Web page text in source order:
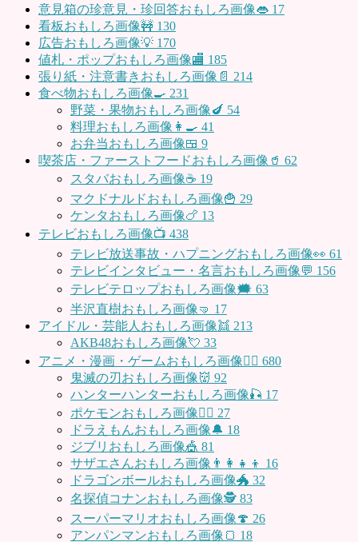
意見箱の珍意見・珍回答おもしろ画像👄 17
看板おもしろ画像🚧 130
広告おもしろ画像💡 170
値札・ポップおもしろ画像🏬 185
張り紙・注意書きおもしろ画像📄 214
食べ物おもしろ画像🍳 231
野菜・果物おもしろ画像🍆 54
料理おもしろ画像👩‍🍳 41
お弁当おもしろ画像🍱 9
喫茶店・ファーストフードおもしろ画像🥤 62
スタバおもしろ画像☕️ 19
マクドナルドおもしろ画像🍟 29
ケンタおもしろ画像🍗 13
テレビおもしろ画像📺 438
テレビ放送事故・ハプニングおもしろ画像👀 61
テレビインタビュー・名言おもしろ画像💬 156
テレビテロップおもしろ画像🗯 63
半沢直樹おもしろ画像🤜 17
アイドル・芸能人おもしろ画像👯 213
AKB48おもしろ画像💘 33
アニメ・漫画・ゲームおもしろ画像🧚‍♀️ 680
鬼滅の刃おもしろ画像👹 92
ハンターハンターおもしろ画像🎣 17
ポケモンおもしろ画像🤹‍♂️ 27
ドラえもんおもしろ画像🔔 18
ジブリおもしろ画像🎪 81
サザエさんおもしろ画像👨‍👩‍👧‍👦 16
ドラゴンボールおもしろ画像🐲 32
名探偵コナンおもしろ画像🕵️ 83
スーパーマリオおもしろ画像🍄 26
アンパンマンおもしろ画像🍞 18